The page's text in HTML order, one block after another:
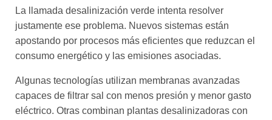
La llamada desalinización verde intenta resolver
justamente ese problema. Nuevos sistemas están
apostando por procesos más eficientes que reduzcan el
consumo energético y las emisiones asociadas.
Algunas tecnologías utilizan membranas avanzadas
capaces de filtrar sal con menos presión y menor gasto
eléctrico. Otras combinan plantas desalinizadoras con